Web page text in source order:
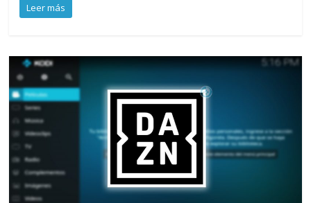
Leer más